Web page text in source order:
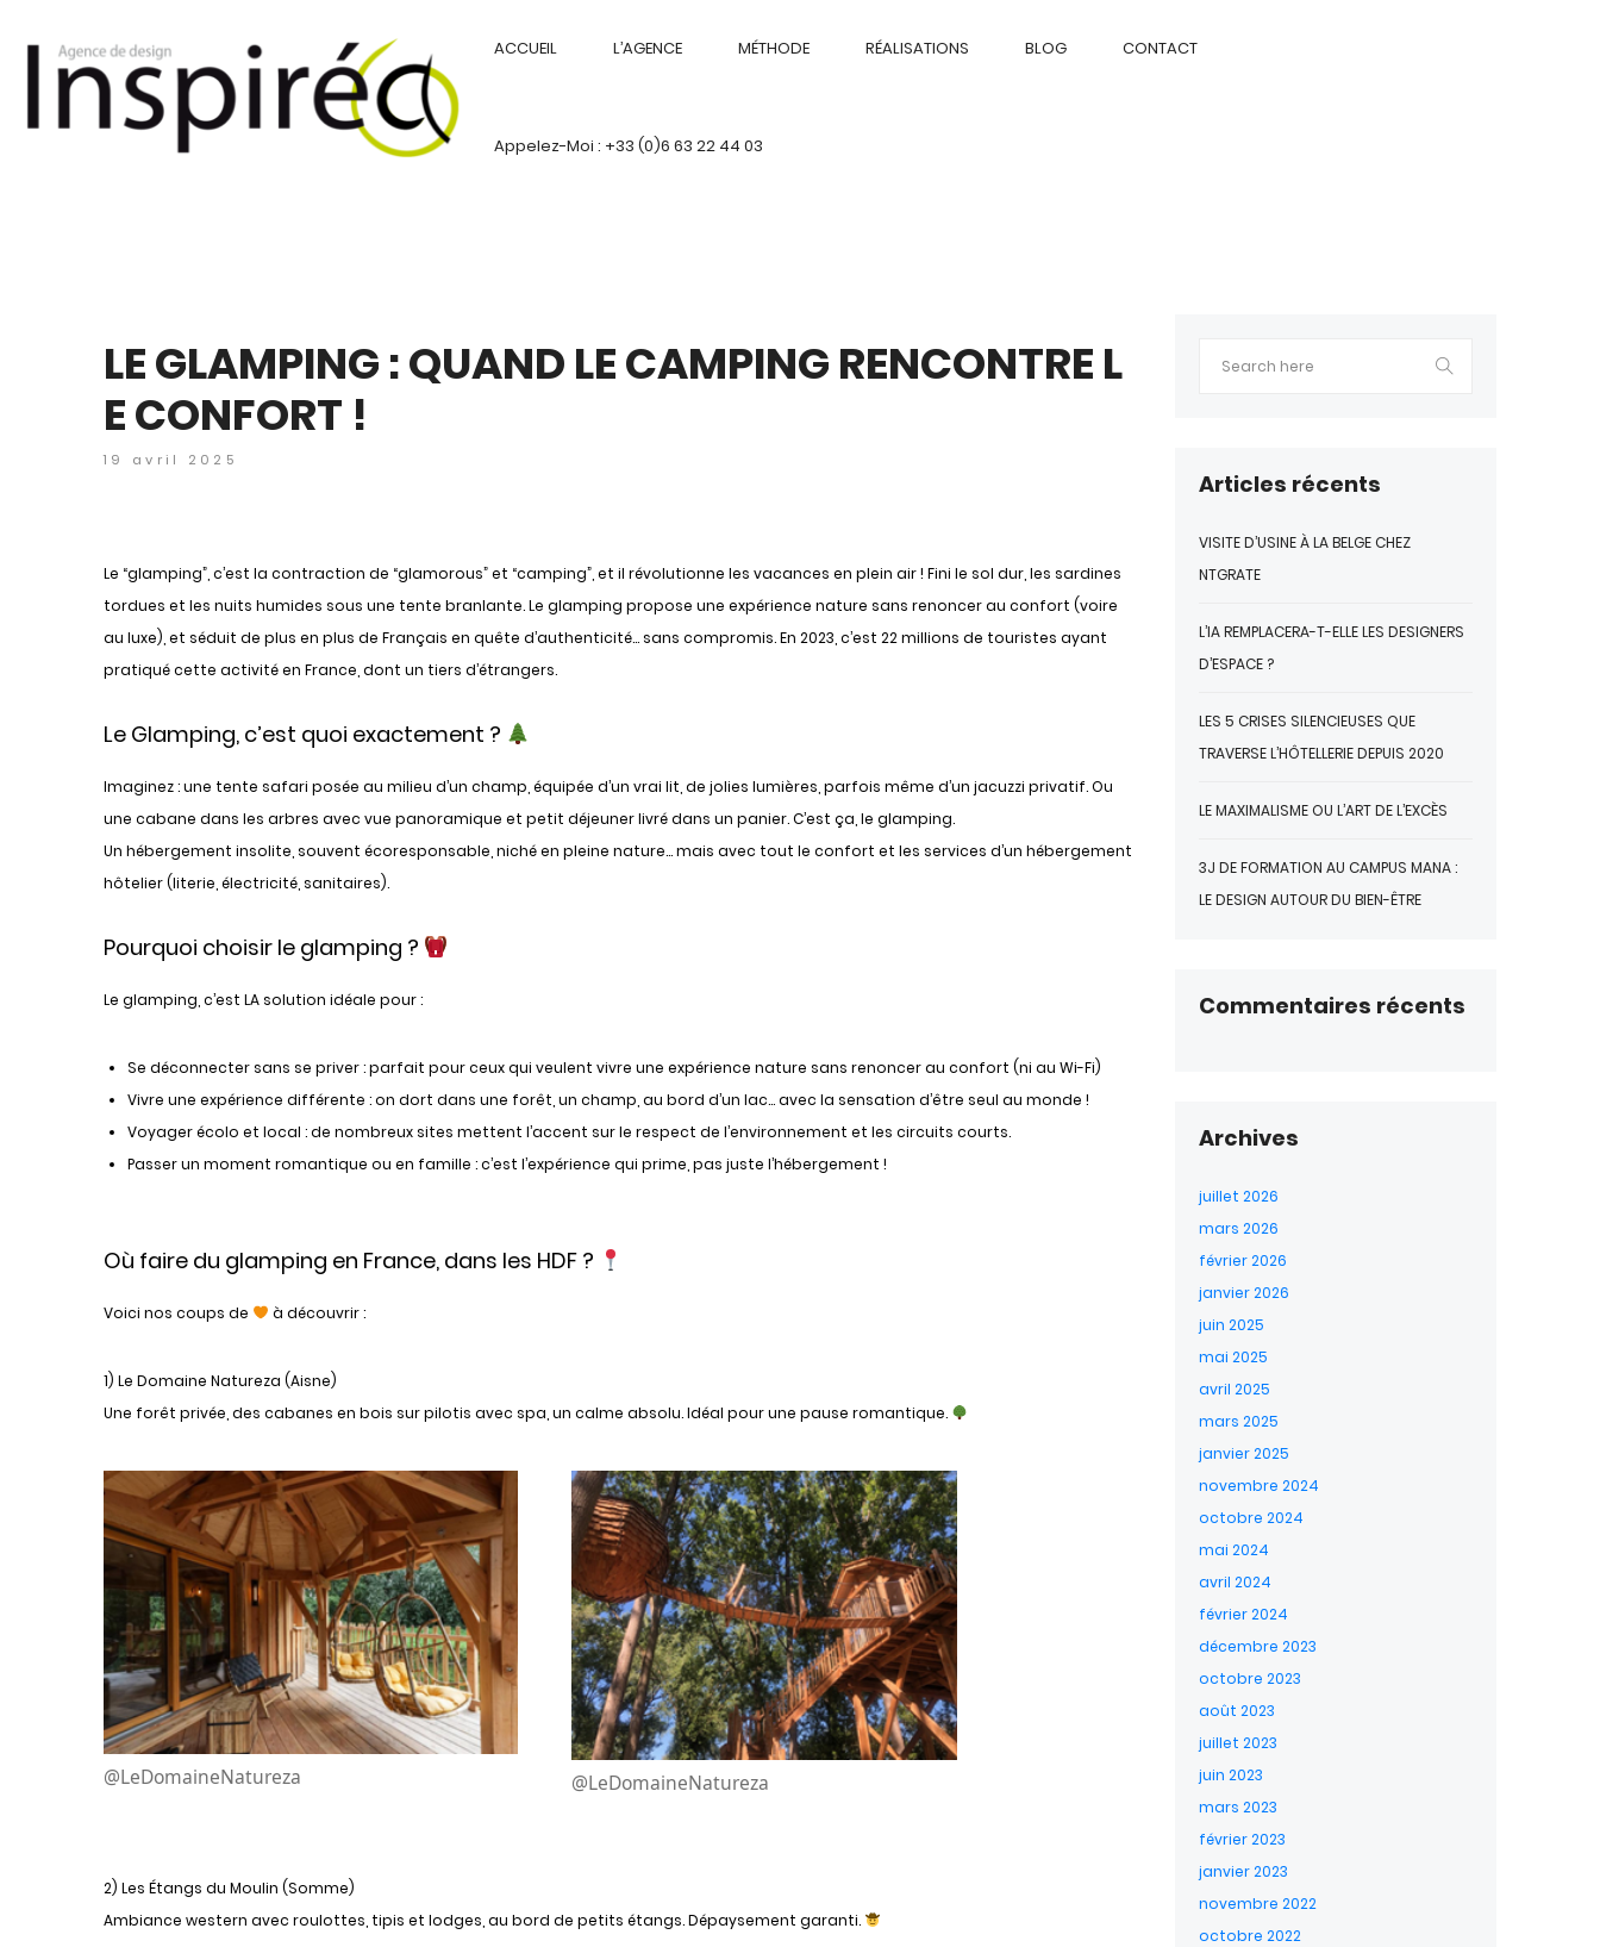
ACCUEIL L’AGENCE MÉTHODE RÉALISATIONS BLOG CONTACT
Appelez-Moi : +33 (0)6 63 22 44 03
LE GLAMPING : QUAND LE CAMPING RENCONTRE L
E CONFORT !
19 avril 2025
Le “glamping”, c’est la contraction de “glamorous” et “camping”, et il révolutionne les vacances en plein air ! Fini le sol dur, les sardines
tordues et les nuits humides sous une tente branlante. Le glamping propose une expérience nature sans renoncer au confort (voire
au luxe), et séduit de plus en plus de Français en quête d’authenticité… sans compromis. En 2023, c’est 22 millions de touristes ayant
pratiqué cette activité en France, dont un tiers d’étrangers.
Le Glamping, c’est quoi exactement ?
Imaginez : une tente safari posée au milieu d’un champ, équipée d’un vrai lit, de jolies lumières, parfois même d’un jacuzzi privatif. Ou
une cabane dans les arbres avec vue panoramique et petit déjeuner livré dans un panier. C’est ça, le glamping.
Un hébergement insolite, souvent écoresponsable, niché en pleine nature… mais avec tout le confort et les services d’un hébergement
hôtelier (literie, électricité, sanitaires).
Pourquoi choisir le glamping ?
Le glamping, c’est LA solution idéale pour :
Se déconnecter sans se priver : parfait pour ceux qui veulent vivre une expérience nature sans renoncer au confort (ni au Wi-Fi)
Vivre une expérience différente : on dort dans une forêt, un champ, au bord d’un lac… avec la sensation d’être seul au monde !
Voyager écolo et local : de nombreux sites mettent l’accent sur le respect de l’environnement et les circuits courts.
Passer un moment romantique ou en famille : c’est l’expérience qui prime, pas juste l’hébergement !
Où faire du glamping en France, dans les HDF ?
Voici nos coups de à découvrir :
1) Le Domaine Natureza (Aisne)
Une forêt privée, des cabanes en bois sur pilotis avec spa, un calme absolu. Idéal pour une pause romantique.
@LeDomaineNatureza @LeDomaineNatureza
2) Les Étangs du Moulin (Somme)
Ambiance western avec roulottes, tipis et lodges, au bord de petits étangs. Dépaysement garanti.
Articles récents
VISITE D’USINE À LA BELGE CHEZ
NTGRATE
L’IA REMPLACERA-T-ELLE LES DESIGNERS
D’ESPACE ?
LES 5 CRISES SILENCIEUSES QUE
TRAVERSE L’HÔTELLERIE DEPUIS 2020
LE MAXIMALISME OU L’ART DE L’EXCÈS
3J DE FORMATION AU CAMPUS MANA :
LE DESIGN AUTOUR DU BIEN-ÊTRE
Commentaires récents
Archives
juillet 2026
mars 2026
février 2026
janvier 2026
juin 2025
mai 2025
avril 2025
mars 2025
janvier 2025
novembre 2024
octobre 2024
mai 2024
avril 2024
février 2024
décembre 2023
octobre 2023
août 2023
juillet 2023
juin 2023
mars 2023
février 2023
janvier 2023
novembre 2022
octobre 2022